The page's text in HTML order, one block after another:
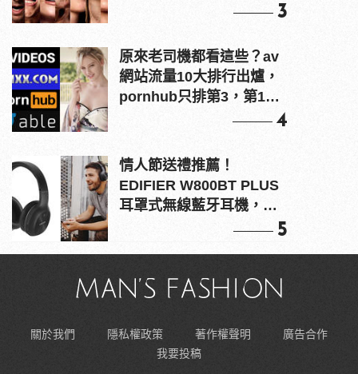
3
原來老司機都看這些？av
網站流量10大排行出爐，
pornhub只排第3，第1名
4
情人節送禮推薦！
EDIFIER W800BT PLUS
耳罩式無線藍牙耳機，在
5
關於我們 隱私權政策 著作權聲明
廣告合作
我要投稿